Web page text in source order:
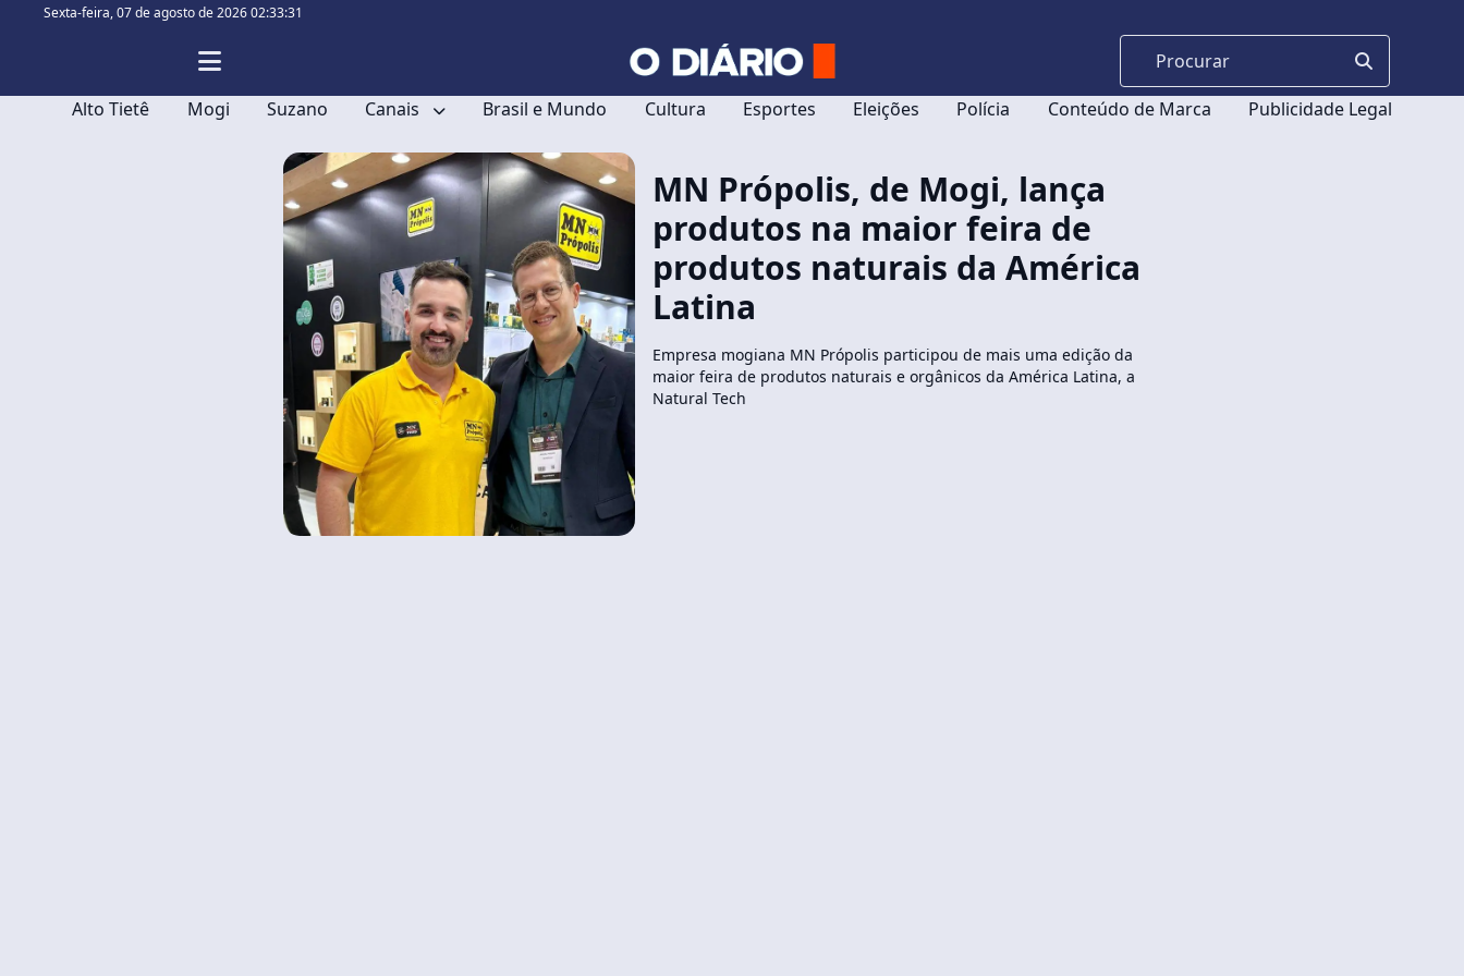
Sexta-feira,07 de agosto de 2026 02:33:31
Alto Tietê Mogi Suzano Canais Brasil e Mundo Cultura Esportes Eleições Polícia Conteúdo de Marca Publicidade Legal
MN Própolis, de Mogi, lança
produtos na maior feira de
produtos naturais da América
Latina
Empresa mogiana MN Própolis participou de mais uma edição da
maior feira de produtos naturais e orgânicos da América Latina, a
Natural Tech